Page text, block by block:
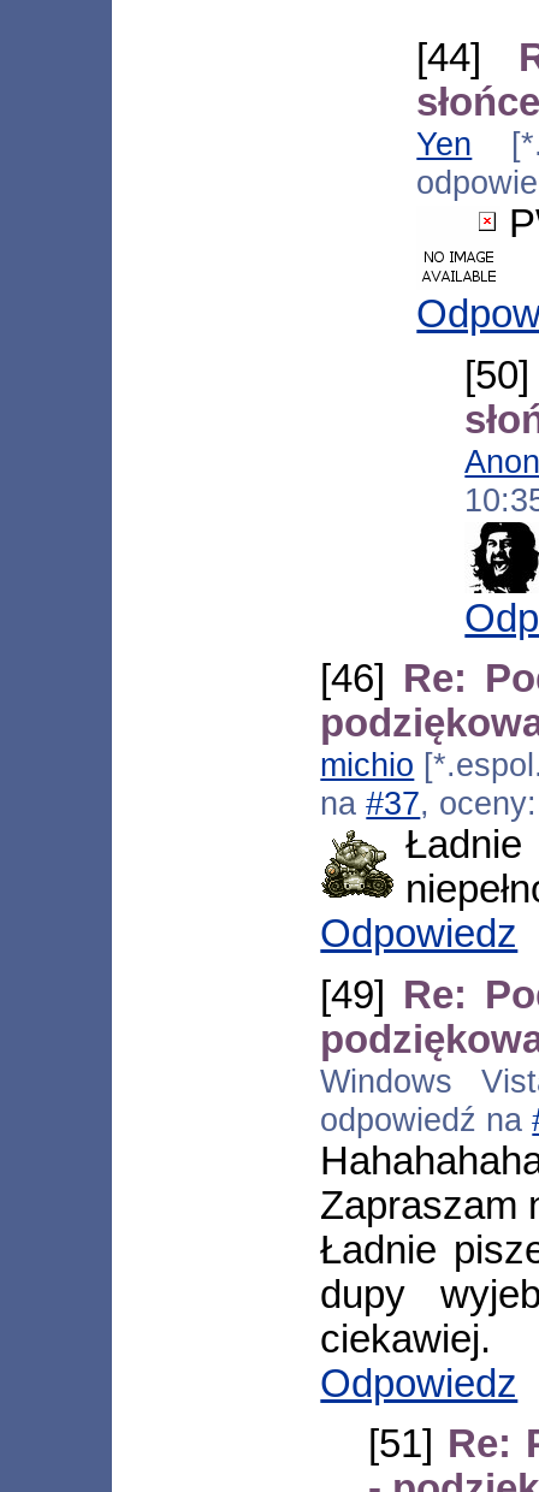
[44]
Yen
[46] Re:
michio
na#37,
Ładnie
Odpowiedz
[49] Re:
Windows
odpowiedź na
Zapraszam
Ładnie
dupy
ciekawiej.
Odpowiedz
[51] Re: